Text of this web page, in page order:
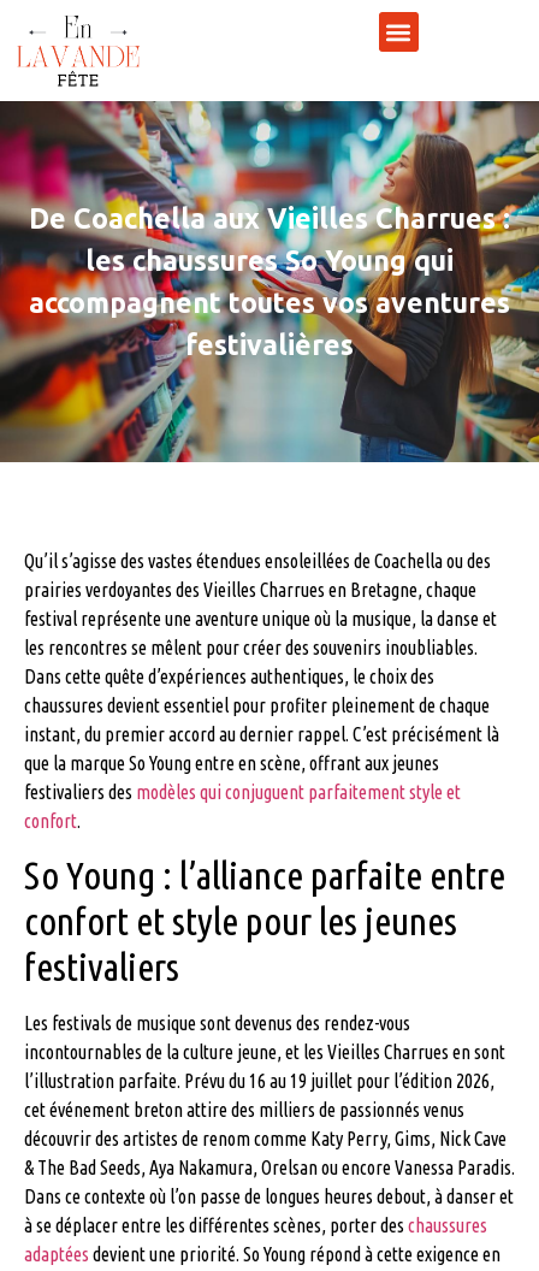
De Coachella aux Vieilles Charrues :
les chaussures So Young qui
accompagnent toutes vos aventures
festivalières
Qu’il s’agisse des vastes étendues ensoleillées de Coachella ou des
prairies verdoyantes des Vieilles Charrues en Bretagne, chaque
festival représente une aventure unique où la musique, la danse et
les rencontres se mêlent pour créer des souvenirs inoubliables.
Dans cette quête d’expériences authentiques, le choix des
chaussures devient essentiel pour profiter pleinement de chaque
instant, du premier accord au dernier rappel. C’est précisément là
que la marque So Young entre en scène, offrant aux jeunes
festivaliers des modèles qui conjuguent parfaitement style et
confort.
So Young : l’alliance parfaite entre
confort et style pour les jeunes
festivaliers
Les festivals de musique sont devenus des rendez-vous
incontournables de la culture jeune, et les Vieilles Charrues en sont
l’illustration parfaite. Prévu du 16 au 19 juillet pour l’édition 2026,
cet événement breton attire des milliers de passionnés venus
découvrir des artistes de renom comme Katy Perry, Gims, Nick Cave
& The Bad Seeds, Aya Nakamura, Orelsan ou encore Vanessa Paradis.
Dans ce contexte où l’on passe de longues heures debout, à danser et
à se déplacer entre les différentes scènes, porter des chaussures
adaptées devient une priorité. So Young répond à cette exigence en